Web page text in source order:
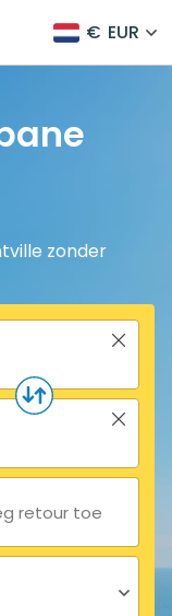
€ EUR
zonder
retour toe